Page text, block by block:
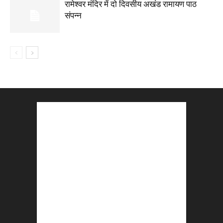
रामेश्वर मंदिर में दो दिवसीय अखंड रामायण पाठ
संपन्न